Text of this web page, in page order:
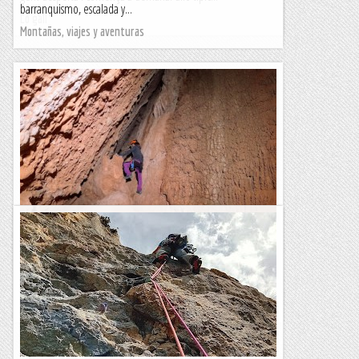
Lo gall
barranquismo, escalada y...
Montañas, viajes y aventuras
Escletxa del Moro o Cova de Sant Jeroni
L'Escletxa del Moro és un indret singular de Montserat. Es
tracta d'una cavitat dintre d'una gran fisura entre roques, al
peu de la Paret de l'Aeri. Tot i que...
Blog de muntanya